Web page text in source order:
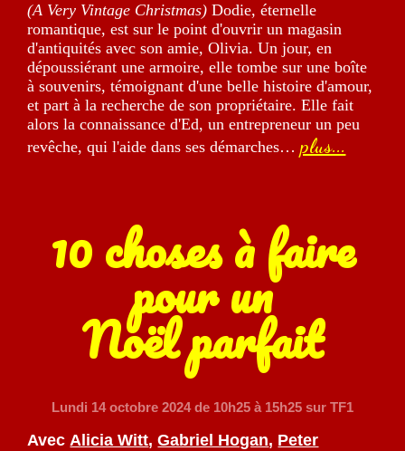
(A Very Vintage Christmas) Dodie, éternelle
romantique, est sur le point d'ouvrir un magasin
d'antiquités avec son amie, Olivia. Un jour, en
dépoussiérant une armoire, elle tombe sur une boîte
à souvenirs, témoignant d'une belle histoire d'amour,
et part à la recherche de son propriétaire. Elle fait
alors la connaissance d'Ed, un entrepreneur un peu
revêche, qui l'aide dans ses démarches…plus...
10 choses à faire
pour un
Noël parfait
Lundi 14 octobre 2024de 10h25 à 15h25 sur TF1
AvecAlicia Witt,Gabriel Hogan, Peter